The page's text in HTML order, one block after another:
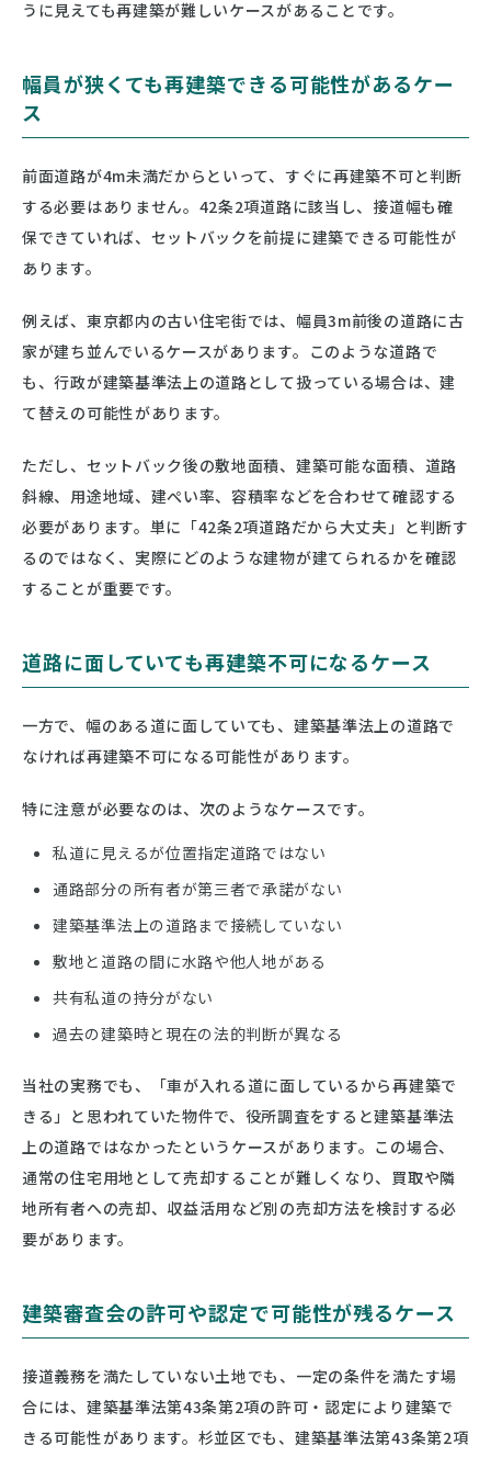
うに見えても再建築が難しいケースがあることです。
幅員が狭くても再建築できる可能性があるケー
ス
前面道路が4m未満だからといって、すぐに再建築不可と判断
する必要はありません。42条2項道路に該当し、接道幅も確
保できていれば、セットバックを前提に建築できる可能性が
あります。
例えば、東京都内の古い住宅街では、幅員3m前後の道路に古
家が建ち並んでいるケースがあります。このような道路で
も、行政が建築基準法上の道路として扱っている場合は、建
て替えの可能性があります。
ただし、セットバック後の敷地面積、建築可能な面積、道路
斜線、用途地域、建ぺい率、容積率などを合わせて確認する
必要があります。単に「42条2項道路だから大丈夫」と判断す
るのではなく、実際にどのような建物が建てられるかを確認
することが重要です。
道路に面していても再建築不可になるケース
一方で、幅のある道に面していても、建築基準法上の道路で
なければ再建築不可になる可能性があります。
特に注意が必要なのは、次のようなケースです。
私道に見えるが位置指定道路ではない
通路部分の所有者が第三者で承諾がない
建築基準法上の道路まで接続していない
敷地と道路の間に水路や他人地がある
共有私道の持分がない
過去の建築時と現在の法的判断が異なる
当社の実務でも、「車が入れる道に面しているから再建築で
きる」と思われていた物件で、役所調査をすると建築基準法
上の道路ではなかったというケースがあります。この場合、
通常の住宅用地として売却することが難しくなり、買取や隣
地所有者への売却、収益活用など別の売却方法を検討する必
要があります。
建築審査会の許可や認定で可能性が残るケース
接道義務を満たしていない土地でも、一定の条件を満たす場
合には、建築基準法第43条第2項の許可・認定により建築で
きる可能性があります。杉並区でも、建築基準法第43条第2項